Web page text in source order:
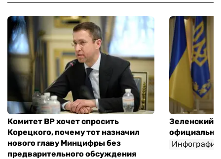
Комитет ВР хочет спросить
Корецкого, почему тот назначил
нового главу Минцифры без
предварительного обсуждения
Зеленский